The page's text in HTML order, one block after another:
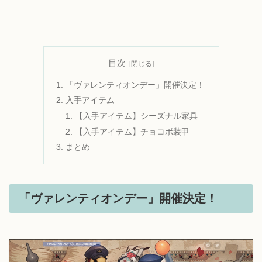
目次
「ヴァレンティオンデー」開催決定！
入手アイテム
【入手アイテム】シーズナル家具
【入手アイテム】チョコボ装甲
まとめ
「ヴァレンティオンデー」開催決定！